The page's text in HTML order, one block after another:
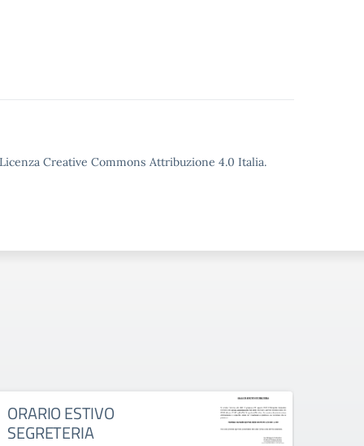
Creative Commons Attribuzione 4.0 Italia.
ORARIO ESTIVO
SEGRETERIA